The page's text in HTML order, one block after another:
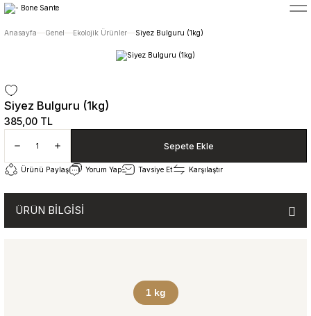
5400 TL ÜZERİ ALIŞVERİŞLERİNİZDE ÜCRETSİZ TESLİMAT
Anasayfa Genel Ekolojik Ürünler Siyez Bulguru (1kg)
Siyez Bulguru (1kg)
385,00 TL
Sepete Ekle
Ürünü Paylaş Yorum Yap Tavsiye Et Karşılaştır
ÜRÜN BİLGİSİ
1 kg